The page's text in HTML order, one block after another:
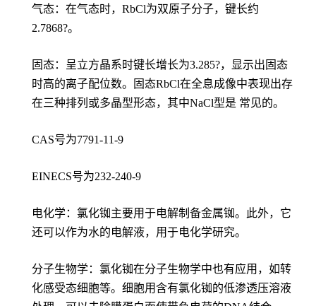
气态：在气态时，RbCl为双原子分子，键长约
2.7868?。
固态：呈立方晶系时键长增长为3.285?，显示出固态
时高的离子配位数。固态RbCl在全息成像中表现出存
在三种排列或多晶型形态，其中NaCl型是 常见的。
CAS号为7791-11-9
EINECS号为232-240-9
电化学：氯化铷主要用于电解制备金属铷。此外，它
还可以作为水的电解液，用于电化学研究。
分子生物学：氯化铷在分子生物学中也有应用，如转
化感受态细胞等。细胞用含有氯化铷的低渗透压溶液